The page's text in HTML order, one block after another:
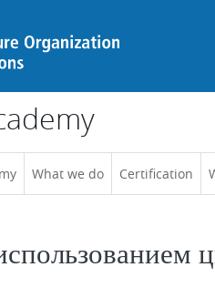
What we do Certification